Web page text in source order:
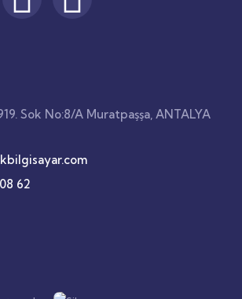
Sok No:8/A Muratpaşşa, ANTALYA
62